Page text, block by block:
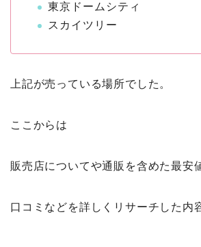
東京ドームシティ
スカイツリー
上記が売っている場所でした。
ここからは
販売店についてや通販を含めた最安
口コミなどを詳しくリサーチした内